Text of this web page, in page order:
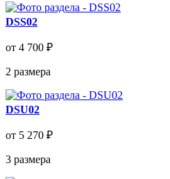
DSS02
от 4 700 ₽
2 размера
DSU02
от 5 270 ₽
3 размера